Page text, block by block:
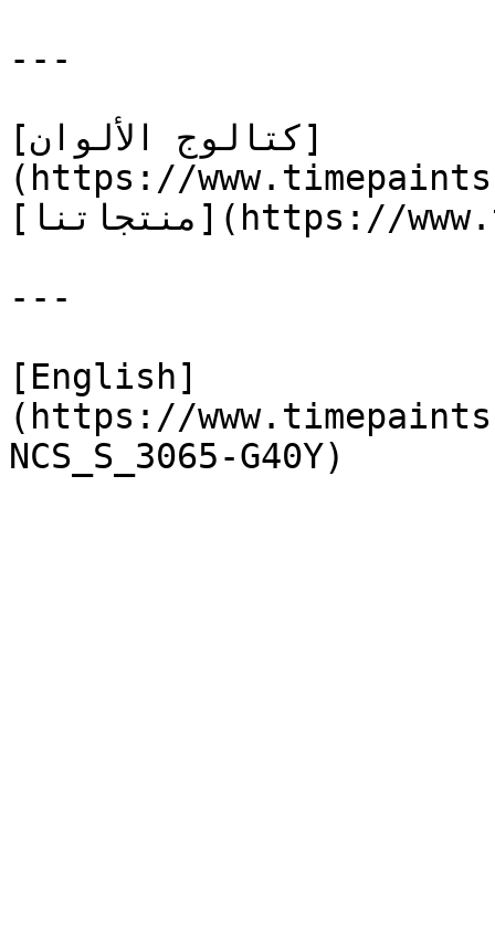
---
[كتالوج الألوان]
(https://
[منتجاتنا](https://www.timepaints.com/ar/products)
---
[English]
(https://
NCS_S_3065-G40Y)